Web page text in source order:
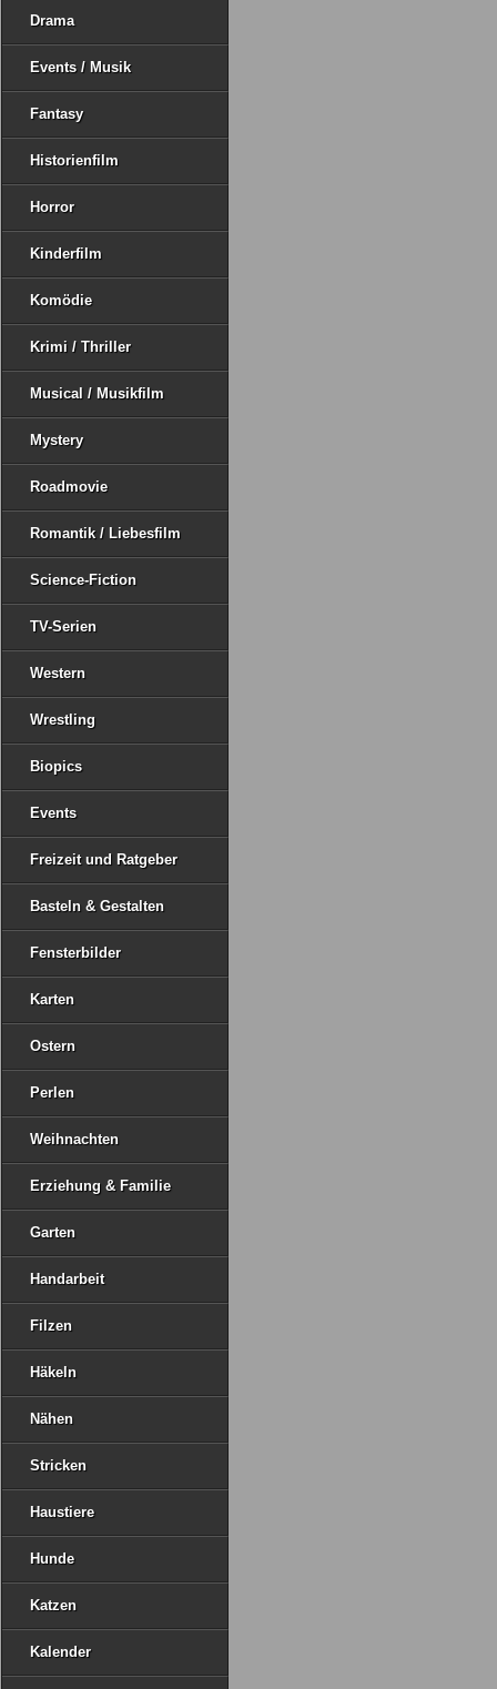
Drama
Events / Musik
Fantasy
Historienfilm
Horror
Kinderfilm
Komödie
Krimi / Thriller
Musical / Musikfilm
Mystery
Roadmovie
Romantik / Liebesfilm
Science-Fiction
TV-Serien
Western
Wrestling
Biopics
Events
Freizeit und Ratgeber
Basteln & Gestalten
Fensterbilder
Karten
Ostern
Perlen
Weihnachten
Erziehung & Familie
Garten
Handarbeit
Filzen
Häkeln
Nähen
Stricken
Haustiere
Hunde
Katzen
Kalender